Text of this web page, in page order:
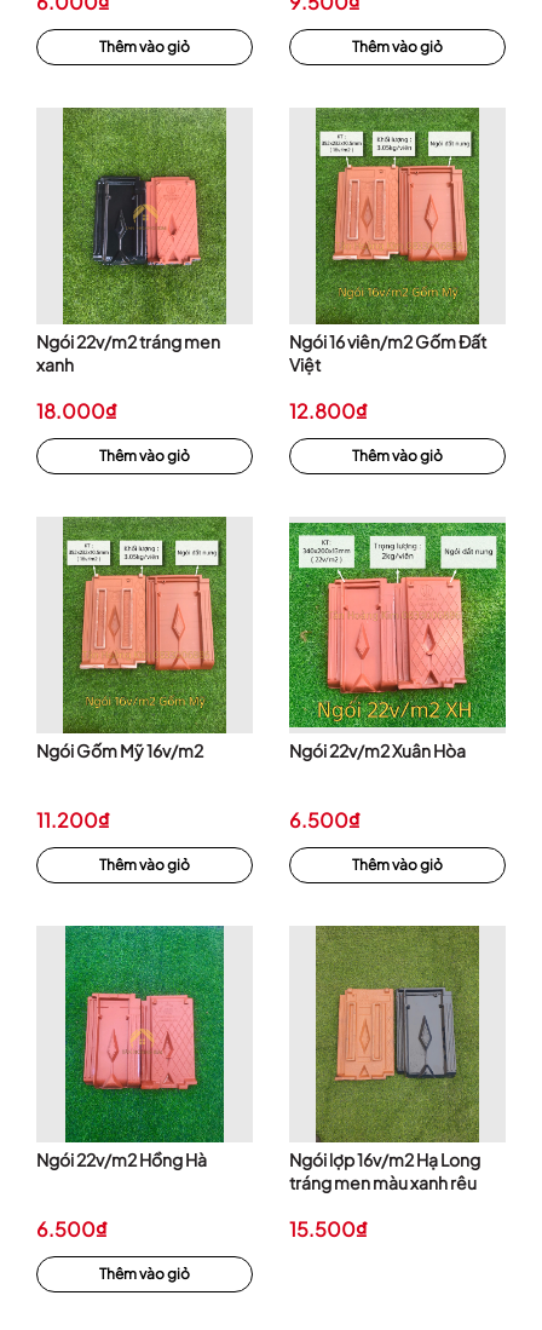
Thêm vào giỏ Thêm vào giỏ
Ngói 22v/m2 tráng men
xanh
18.000₫
Thêm vào giỏ
Ngói 16 viên/m2 Gốm Đất
Việt
12.800₫
Thêm vào giỏ
Ngói Gốm Mỹ 16v/m2
11.200₫
Thêm vào giỏ
Ngói 22v/m2 Xuân Hòa
6.500₫
Thêm vào giỏ
Ngói 22v/m2 Hồng Hà
6.500₫
Thêm vào giỏ
Ngói lợp 16v/m2 Hạ Long
tráng men màu xanh rêu
15.500₫